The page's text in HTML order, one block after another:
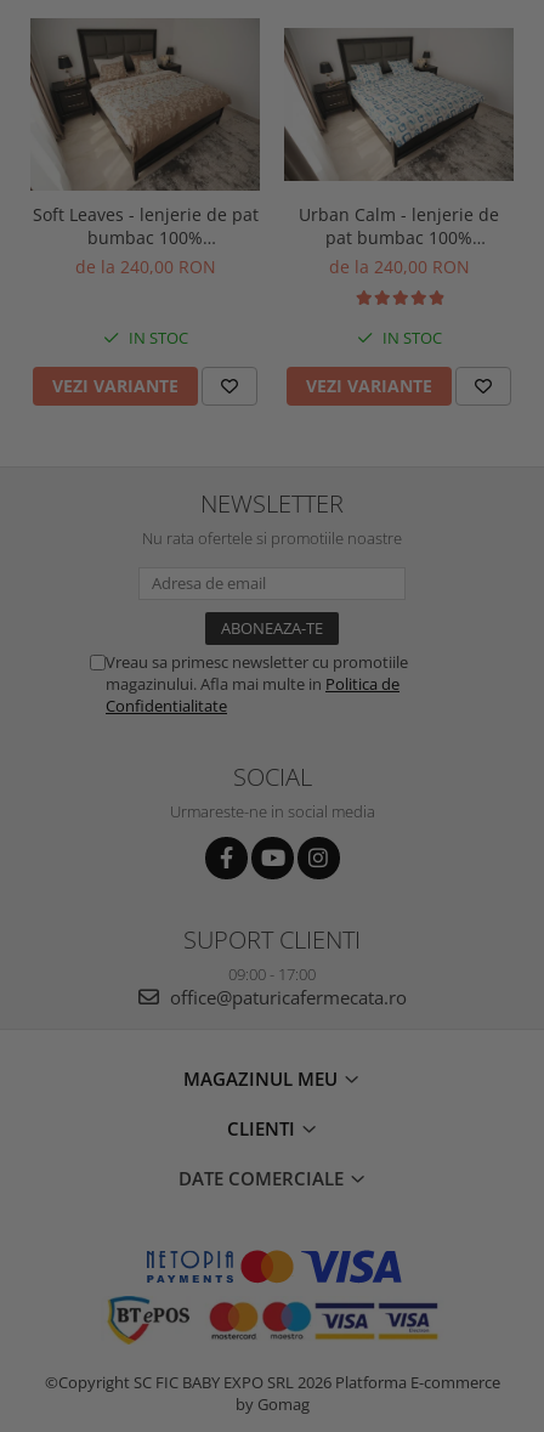
Soft Leaves - lenjerie de pat
bumbac 100%
personalizabila pe
de la 240,00 RON
IN STOC
VEZI VARIANTE
Urban Calm - lenjerie de
pat bumbac 100%
personalizabila pe
de la 240,00 RON
IN STOC
VEZI VARIANTE
NEWSLETTER
Nu rata ofertele si promotiile noastre
Vreau sa primesc newsletter cu promotiile
magazinului. Afla mai multe in Politica de
Confidentialitate
SOCIAL
Urmareste-ne in social media
SUPORT CLIENTI
09:00 - 17:00
office@paturicafermecata.ro
MAGAZINUL MEU
CLIENTI
DATE COMERCIALE
©Copyright SC FIC BABY EXPO SRL 2026 Platforma E-commerce
by Gomag